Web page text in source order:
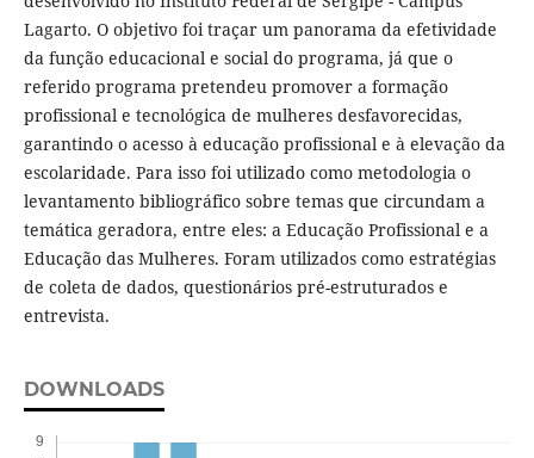
Lagarto. O objetivo foi traçar um panorama da efetividade
da função educacional e social do programa, já que o
referido programa pretendeu promover a formação
profissional e tecnológica de mulheres desfavorecidas,
garantindo o acesso à educação profissional e à elevação da
escolaridade. Para isso foi utilizado como metodologia o
levantamento bibliográfico sobre temas que circundam a
temática geradora, entre eles: a Educação Profissional e a
Educação das Mulheres. Foram utilizados como estratégias
de coleta de dados, questionários pré-estruturados e
entrevista.
DOWNLOADS